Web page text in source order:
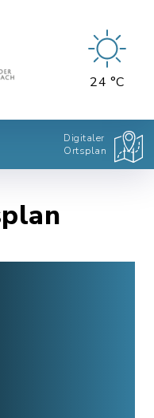
24 °C
Digitaler
Ortsplan